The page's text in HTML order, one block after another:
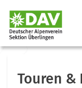
Touren &